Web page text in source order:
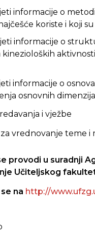
informacije o
koriste i koji
informacije o
kinezioloških
informacije o
osnovnih
i vježbe
vrednovanje teme i
provodi u suradnji
Učiteljskog
na http://